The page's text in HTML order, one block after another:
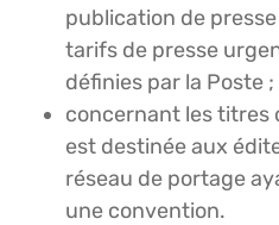
publication de
tarifs de presse
définies par la Poste ;
concernant les titres
est destinée aux
réseau de portage
une convention.